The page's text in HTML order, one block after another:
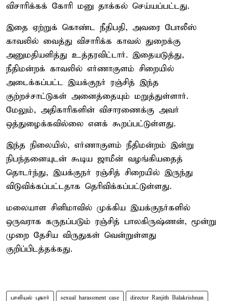
விசாரிக்கக் கோரி மனு தாக்கல் செய்யப்பட்டது.
இதை ஏற்றுக் கொண்ட நீதிபதி, அவரை போலீஸ்
காவலில் வைத்து விசாரிக்க காவல் துறைக்கு
அனுமதியளித்து உத்தரவிட்டார். இதையடுத்து,
நீதிமன்றக் காவலில் எர்ணாகுளம் சிறையில்
அடைக்கப்பட்ட இயக்குநர் ரஞ்சித் இந்த
குற்றச்சாட்டுகள் அனைத்தையும் மறுத்துள்ளார்.
மேலும், அதிகாரிகளின் விசாரணைக்கு அவர்
ஒத்துழைக்கவில்லை எனக் கூறப்பட்டுள்ளது.
இந்த நிலையில், எர்ணாகுளம் நீதிமன்றம் இன்று
நிபந்தனையுடன் கூடிய ஜாமீன் வழங்கியதைத்
தொடர்ந்து, இயக்குநர் ரஞ்சித் சிறையில் இருந்து
விடுவிக்கப்பட்டதாக தெரிவிக்கப்பட்டுள்ளது.
மலையாள சினிமாவில் முக்கிய இயக்குநர்களில்
ஒருவராக கருதப்படும் ரஞ்சித் பாலகிருஷ்ணன், மூன்று
முறை தேசிய விருதுகள் வென்றுள்ளது
குறிப்பிடத்தக்கது.
பாலியல் புகார் sexual harassment case director Ranjith Balakrishnan